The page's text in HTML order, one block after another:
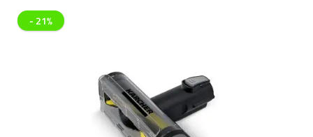
- 21%